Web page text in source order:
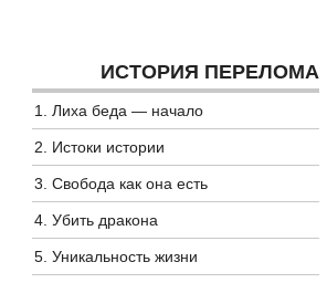
ИСТОРИЯ ПЕРЕЛОМА
1. Лиха беда — начало
2. Истоки истории
3. Свобода как она есть
4. Убить дракона
5. Уникальность жизни